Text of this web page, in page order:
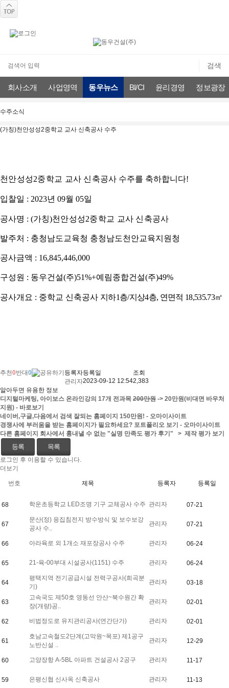
회사소개 사업영역 동우뉴스 BI/CI 윤리경영 정보광장
수주소식
(가칭)천안성성2중학교 교사 신축공사 수주
천안성성2중학교 교사 신축공사 수주를 축하합니다!
입찰일 : 2023년 09월 05일
공사명 : (가칭)천안성성2중학교 교사 신축공사
발주처 : 충청남도교육청 충청남도천안교육지원청
공사금액 : 16,845,446,000
구성원 : 동우건설(주)51%+예림종합건설(주)49%
공사개요 : 중학교 신축공사 지하1층/지상4층, 연면적 18,535.73㎡
추천0반대0
등록자
관리자
등록일
2023-09-12 12:54
조회
2,383
알아두면 유용한 정보
디지털마케팅, 아이보스 온라인강의 17개 전과목 200만원 -> 20만원(비대면 바우처
지원) - 바로보기
네이버,구글,다음에서 검색 잘되는 홈페이지 150만원! - 오마이사이트
경쟁사에 부러움을 받는 홈페이지가 필요하세요? 포트폴리오 보기 - 오마이사이트
다른 홈페이지 회사에서 흉내낼 수 없는 "실명 만족도 평가 후기" > 제작 평가 보기
등록 목록
로그인 후 이용할 수 있습니다.
더보기
번호 제목 등록자 등록일
68 학운초등학교 LED조명 기구 교체공사 수주 관리자 07-21
67
문산(정) 응집침전지 방수방식 및 보수보강
공사 수..
관리자 07-21
66 아라육로 외 1개소 재포장공사 수주 관리자 06-24
65 21-육-00부대 시설공사(1151) 수주 관리자 06-24
64
평택지역 전기공급시설 전력구공사(희곡분
기)
관리자 03-18
63
고속국도 제50호 영동선 안산~북수원간 확
장(개량)공..
관리자 02-01
62 비법정도로 유지관리공사(연간단가) 관리자 02-01
61
호남고속철도2단계(고막원~목포) 제1공구
노반신설 ..
관리자 12-29
60 고양장항 A-5BL 아파트 건설공사 2공구 관리자 11-17
59 은평신협 신사옥 신축공사 관리자 11-13